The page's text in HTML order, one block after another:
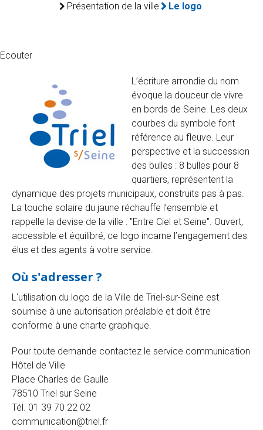
Présentation de la ville
Le logo
Ecouter
L’écriture arrondie du nom
évoque la douceur de vivre
en bords de Seine. Les deux
courbes du symbole font
référence au fleuve. Leur
perspective et la succession
des bulles : 8 bulles pour 8
quartiers, représentent la
dynamique des projets municipaux, construits pas à pas.
La touche solaire du jaune réchauffe l’ensemble et
rappelle la devise de la ville : "Entre Ciel et Seine". Ouvert,
accessible et équilibré, ce logo incarne l’engagement des
élus et des agents à votre service.
Où s'adresser ?
L'utilisation du logo de la Ville de Triel-sur-Seine est
soumise à une autorisation préalable et doit être
conforme à une charte graphique.
Pour toute demande contactez le service communication
Hôtel de Ville
Place Charles de Gaulle
78510 Triel sur Seine
Tél. 01 39 70 22 02
communication@triel.fr